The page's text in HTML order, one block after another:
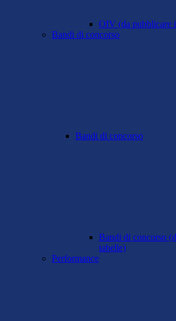
OIV (da pubblicare
Bandi di concorso
Bandi di concorso
Bandi di concorso
tabelle)
Performance